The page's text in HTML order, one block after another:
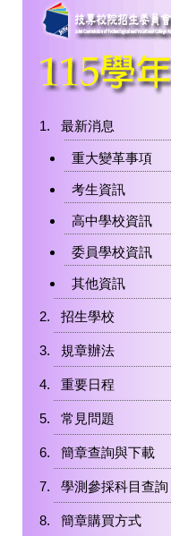
最新消息
重大變革事項
考生資訊
高中學校資訊
委員學校資訊
其他資訊
招生學校
規章辦法
重要日程
常見問題
簡章查詢與下載
學測參採科目查詢
簡章購買方式